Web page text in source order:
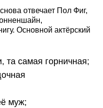
отвечает Пол Фиг,
Основной актёрский
самая горничная;
муж;